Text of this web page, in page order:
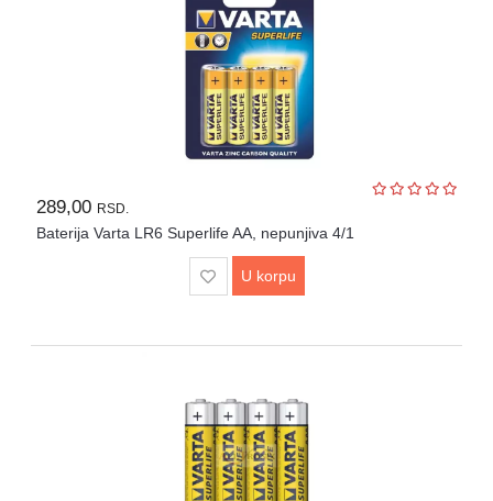
289,00 RSD.
Baterija Varta LR6 Superlife AA, nepunjiva 4/1
U korpu